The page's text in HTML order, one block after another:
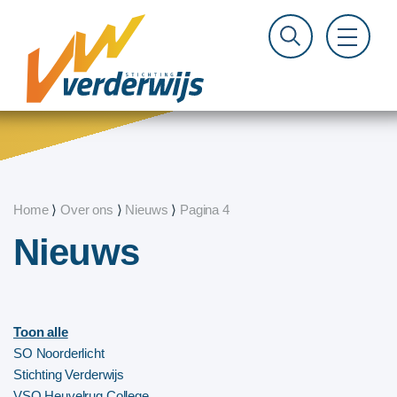
Home⟩ Over ons ⟩ Nieuws ⟩ Pagina 4
Nieuws
Toon alle
SO Noorderlicht
Stichting Verderwijs